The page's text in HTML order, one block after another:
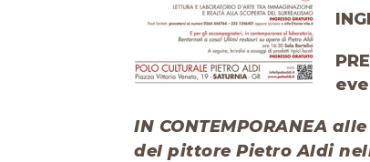
IN CONTEMPORANEA alle
del pittore Pietro Aldi